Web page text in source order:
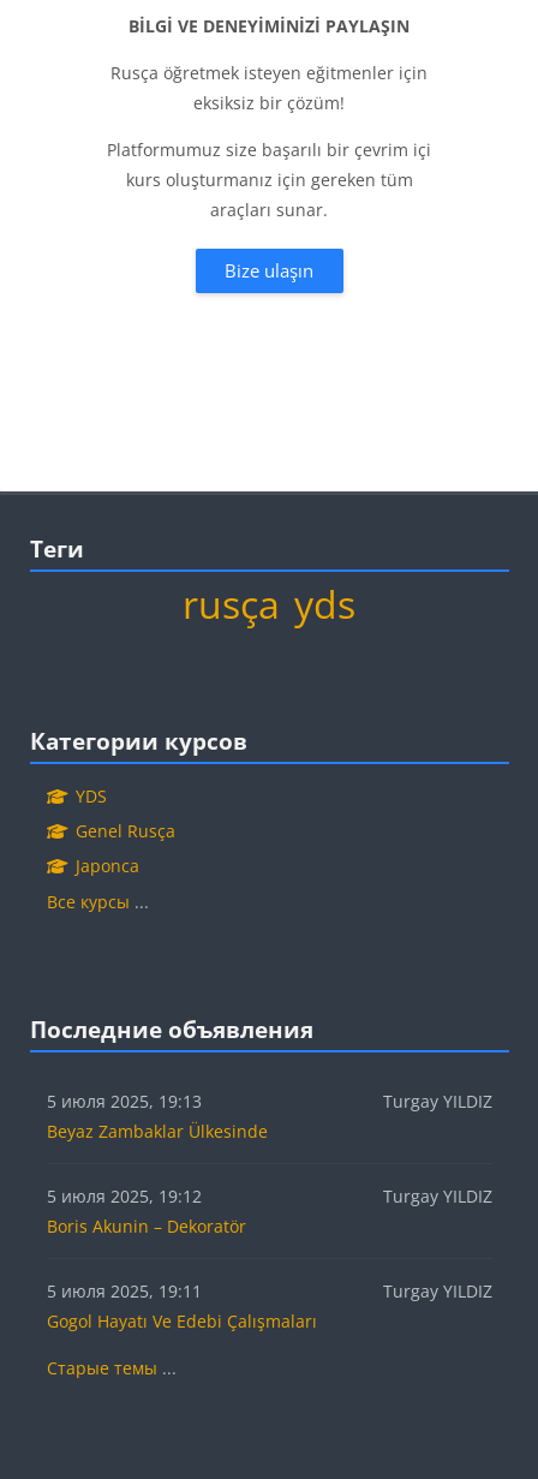
BİLGİ VE DENEYİMİNİZİ PAYLAŞIN
Rusça öğretmek isteyen eğitmenler için
eksiksiz bir çözüm!
Platformumuz size başarılı bir çevrim içi
kurs oluşturmanız için gereken tüm
araçları sunar.
Bize ulaşın
Блоки
Теги
rusça yds
Блоки
Категории курсов
YDS
Genel Rusça
Japonca
Все курсы ...
Блоки
Последние объявления
5 июля 2025, 19:13
Turgay YILDIZ
Beyaz Zambaklar Ülkesinde
5 июля 2025, 19:12
Turgay YILDIZ
Boris Akunin – Dekoratör
5 июля 2025, 19:11
Turgay YILDIZ
Gogol Hayatı Ve Edebi Çalışmaları
Старые темы ...